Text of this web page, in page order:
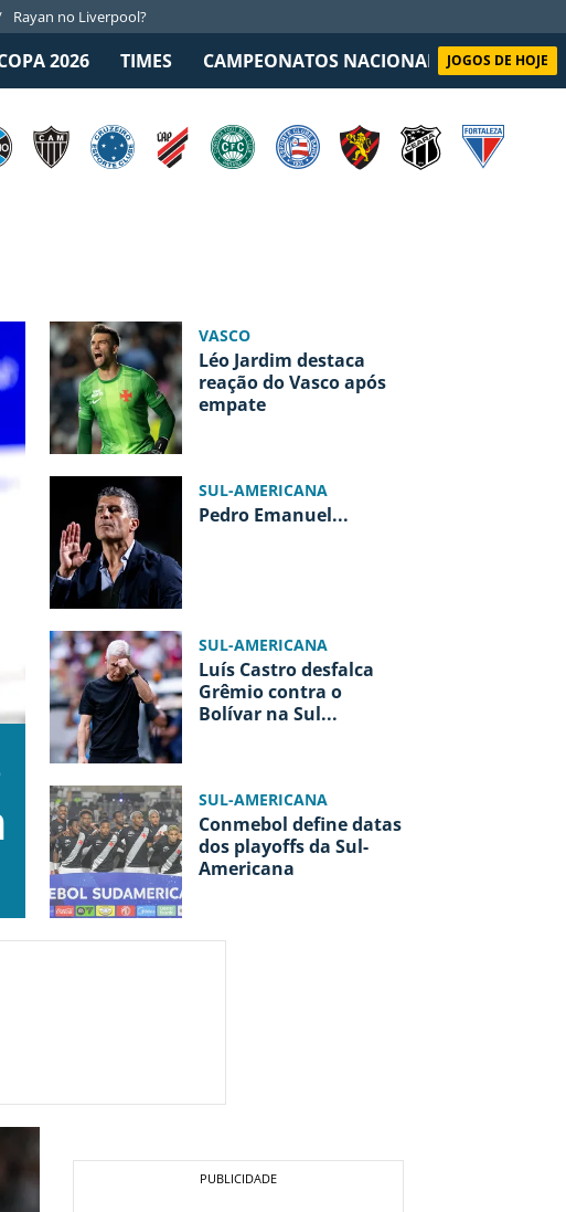
Rayan no Liverpool?
2026 TIMES CAMPEONATOS NACIONAIS SELEÇÃO
JOGOS DE HOJE
VASCO
Léo Jardim destaca
reação do Vasco após
empate
SUL-AMERICANA
Pedro Emanuel...
SUL-AMERICANA
Luís Castro desfalca
Grêmio contra o
Bolívar na Sul...
SUL-AMERICANA
Conmebol define datas
dos playoffs da Sul-
Americana